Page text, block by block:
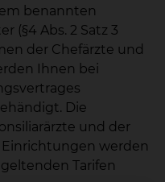
benannten
(§4 Abs. 2 Satz 3
der Chefärzte und
Ihnen bei
Die
und der
werden
Tarifen